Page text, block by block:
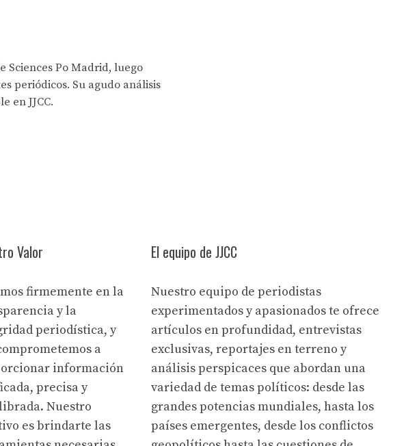
Sciences Po Madrid, luego
periódicos. Su agudo análisis
en JJCC.
Valor
firmemente en la
y la
periodística, y
a
información
precisa y
Nuestro
es brindarte las
El equipo de JJCC
Nuestro equipo de periodistas
experimentados y apasionados te ofrece
artículos en profundidad, entrevistas
exclusivas, reportajes en terreno y
análisis perspicaces que abordan una
variedad de temas políticos: desde las
grandes potencias mundiales, hasta los
países emergentes, desde los conflictos